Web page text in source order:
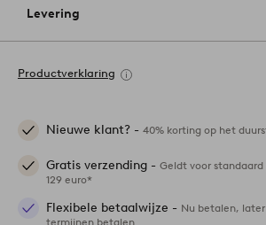
Levering
Productverklaring
Nieuwe klant? - 40% korting op het
Gratis verzending - Geldt voor
129 euro*
Flexibele betaalwijze - Nu betalen,
termijnen betalen